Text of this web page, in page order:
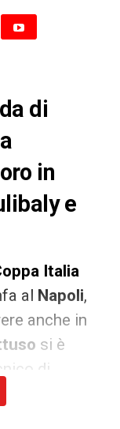
di
in
e
Italia
al Napoli,
anche in
si è
di
dettagli in